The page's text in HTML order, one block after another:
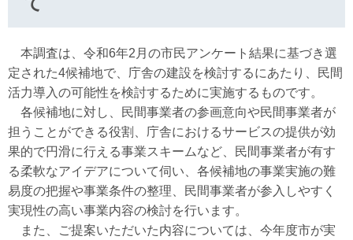
本調査は、令和6年2月の市民アンケート結果に基づき選
定された4候補地で、庁舎の建設を検討するにあたり、民間
活力導入の可能性を検討するために実施するものです。
各候補地に対し、民間事業者の参画意向や民間事業者が
担うことができる役割、庁舎におけるサービスの提供が効
果的で円滑に行える事業スキームなど、民間事業者が有す
る柔軟なアイデアについて伺い、各候補地の事業実施の難
易度の把握や事業条件の整理、民間事業者が参入しやすく
実現性の高い事業内容の検討を行います。
また、ご提案いただいた内容については、今年度市が実